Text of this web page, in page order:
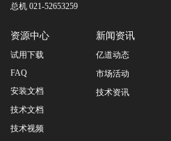
总机 021-52653259
资源中心
试用下载
FAQ
安装文档
技术文档
技术视频
新闻资讯
亿道动态
市场活动
技术资讯